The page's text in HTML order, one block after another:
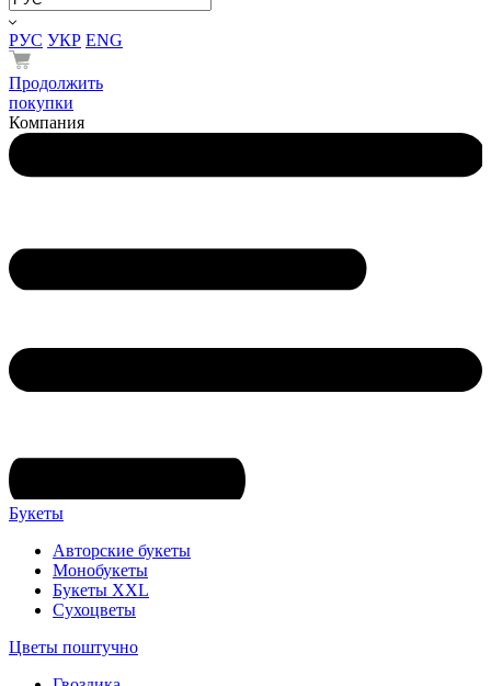
РУС УКР ENG
Продолжить
покупки
Компания
Букеты
Авторские букеты
Монобукеты
Букеты XXL
Сухоцветы
Цветы поштучно